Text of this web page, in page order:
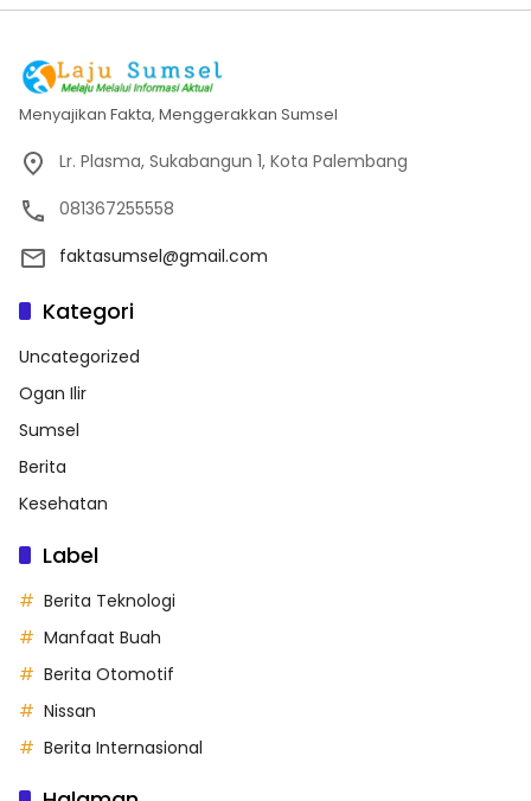
Menyajikan Fakta, Menggerakkan Sumsel
Lr. Plasma, Sukabangun 1, Kota Palembang
081367255558
faktasumsel@gmail.com
Kategori
Uncategorized
Ogan Ilir
Sumsel
Berita
Kesehatan
Label
Berita Teknologi
Manfaat Buah
Berita Otomotif
Nissan
Berita Internasional